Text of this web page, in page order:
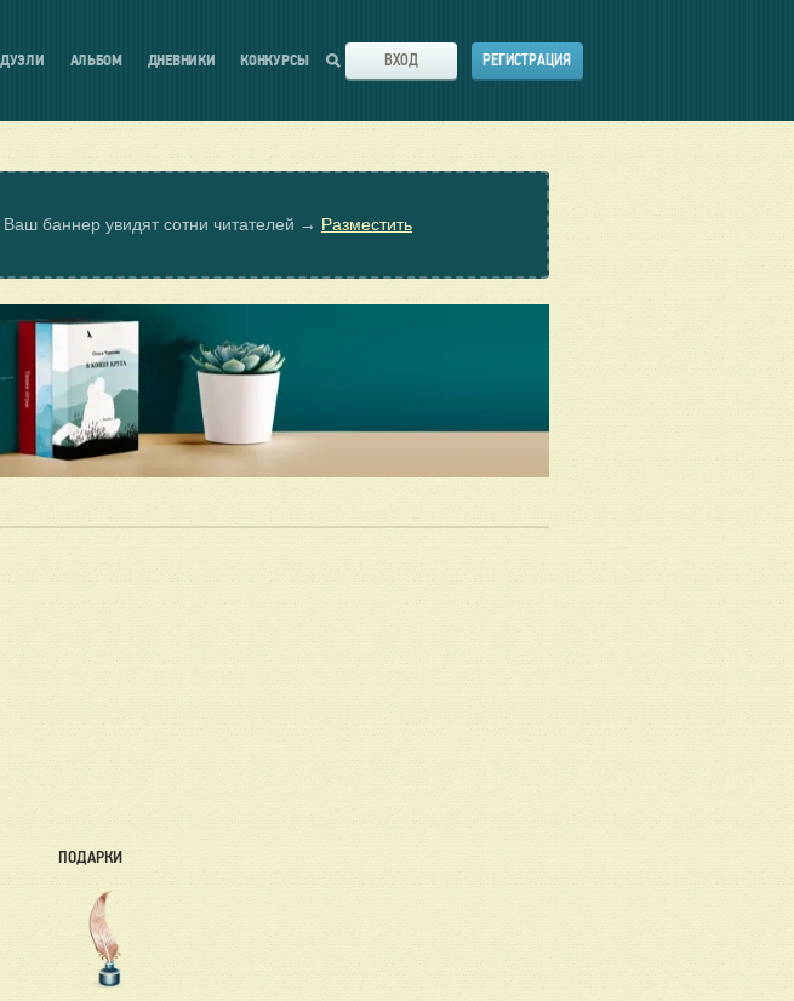
ДУЭЛИ АЛЬБОМ ДНЕВНИКИ КОНКУРСЫ ВХОД РЕГИСТРАЦИЯ
Ваш баннер увидят сотни читателей → Разместить
ПОДАРКИ